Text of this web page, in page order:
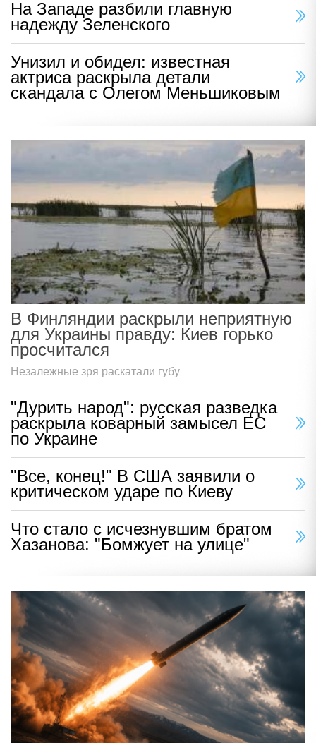
На Западе разбили главную
надежду Зеленского
Унизил и обидел: известная
актриса раскрыла детали
скандала с Олегом Меньшиковым
В Финляндии раскрыли неприятную
для Украины правду: Киев горько
просчитался
Незалежные зря раскатали губу
"Дурить народ": русская разведка
раскрыла коварный замысел ЕС
по Украине
"Все, конец!" В США заявили о
критическом ударе по Киеву
Что стало с исчезнувшим братом
Хазанова: "Бомжует на улице"